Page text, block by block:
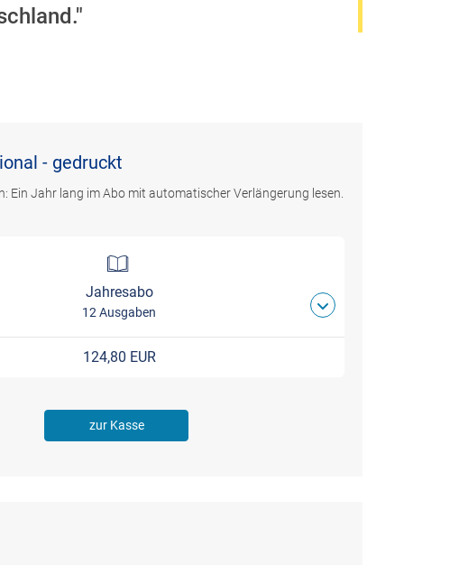
- gedruckt
Ein Jahr lang im Abo mit automatischer Verlängerung lesen.
Jahresabo
12 Ausgaben
124,80 EUR
zur Kasse